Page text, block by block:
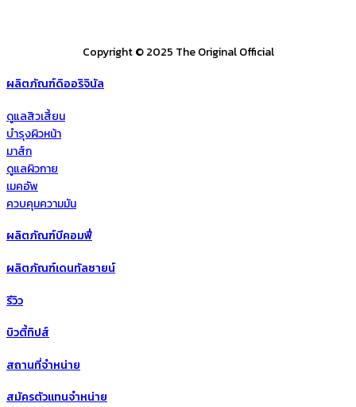
Copyright © 2025 The Original Official
ผลิตภัณฑ์ดิออริจินัล
ดูแลสิวเสี้ยน
บำรุงผิวหน้า
มาส์ก
ดูแลผิวกาย
เมคอัพ
ควบคุมความมัน
ผลิตภัณฑ์บีคอมฟี่
ผลิตภัณฑ์เดนทัลซายน์
รีวิว
บิวตี้ทิปส์
สถานที่จำหน่าย
สมัครตัวแทนจำหน่าย